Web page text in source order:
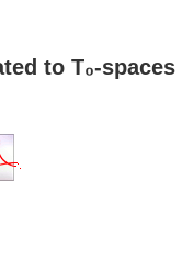
to T₀-spaces